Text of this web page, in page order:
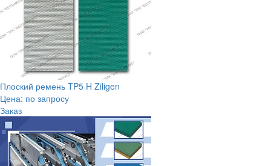
Плоский ремень TP5 H Ziligen
Цена: по запросу
Заказ